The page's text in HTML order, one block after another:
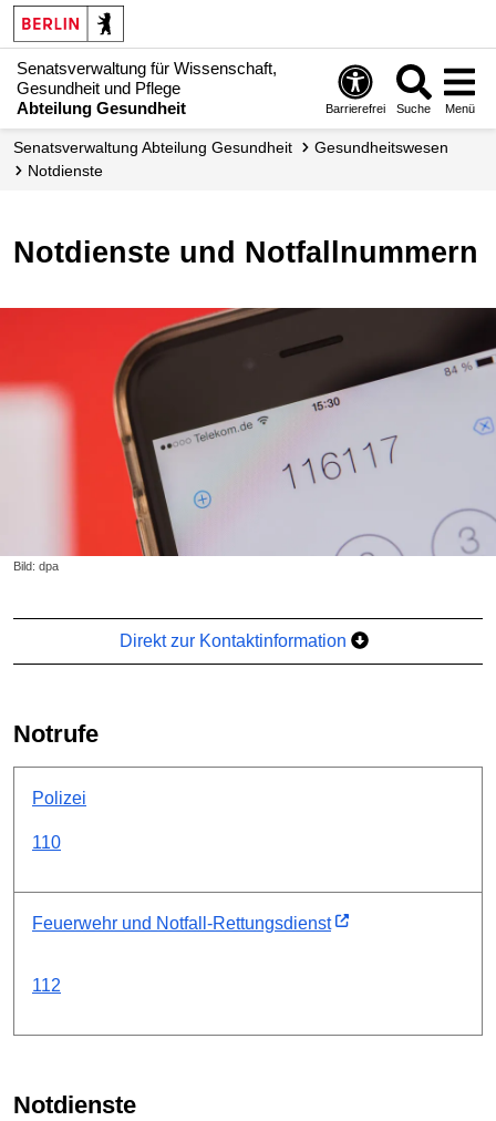
Senatsverwaltung für Wissenschaft,
Gesundheit und Pflege
Abteilung Gesundheit
Barrierefrei Suche Menü
Senats­verwaltung Abteilung Gesundheit
Gesundheitswesen
Notdienste
Notdienste und Notfallnummern
Bild: dpa
Direkt zur Kontaktinformation
Notrufe
Polizei
110
Feuerwehr und Notfall-Rettungsdienst
112
Notdienste